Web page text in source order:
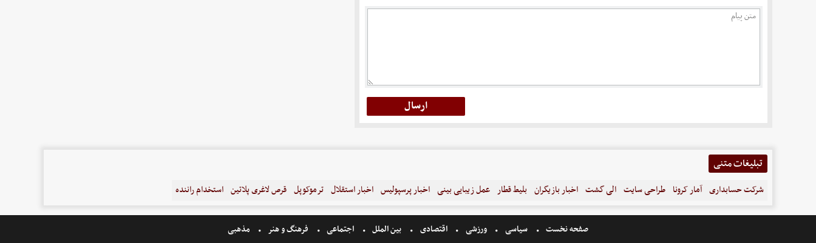
تبلیغات متنی
شرکت حسابداری آمار کرونا طراحی سایت الی گشت اخبار بازیگران بلیط قطار عمل زیبایی بینی اخبار پرسپولیس اخبار استقلال ترموکوپل قرص لاغری پلاتین استخدام راننده
صفحه نخست سیاسی ورزشی اقتصادی بین الملل اجتماعی فرهنگ و هنر مذهبی